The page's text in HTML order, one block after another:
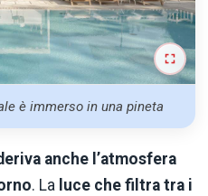
è immerso in una pineta
anche l’atmosfera
. La luce che filtra tra i